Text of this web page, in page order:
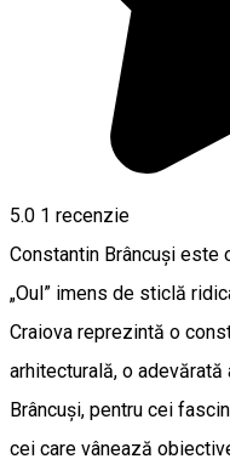
5.0 1 recenzie
Constantin Brâncuși este
„Oul” imens de sticlă
Craiova reprezintă o
arhitecturală, o
Brâncuși, pentru cei
cei care vânează